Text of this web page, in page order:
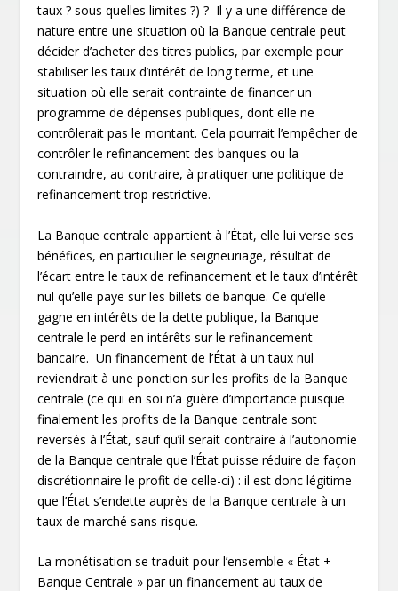
taux ? sous quelles limites ?) ? Il y a une différence de
nature entre une situation où la Banque centrale peut
décider d’acheter des titres publics, par exemple pour
stabiliser les taux d’intérêt de long terme, et une
situation où elle serait contrainte de financer un
programme de dépenses publiques, dont elle ne
contrôlerait pas le montant. Cela pourrait l’empêcher de
contrôler le refinancement des banques ou la
contraindre, au contraire, à pratiquer une politique de
refinancement trop restrictive.
La Banque centrale appartient à l’État, elle lui verse ses
bénéfices, en particulier le seigneuriage, résultat de
l’écart entre le taux de refinancement et le taux d’intérêt
nul qu’elle paye sur les billets de banque. Ce qu’elle
gagne en intérêts de la dette publique, la Banque
centrale le perd en intérêts sur le refinancement
bancaire. Un financement de l’État à un taux nul
reviendrait à une ponction sur les profits de la Banque
centrale (ce qui en soi n’a guère d’importance puisque
finalement les profits de la Banque centrale sont
reversés à l’État, sauf qu’il serait contraire à l’autonomie
de la Banque centrale que l’État puisse réduire de façon
discrétionnaire le profit de celle-ci) : il est donc légitime
que l’État s’endette auprès de la Banque centrale à un
taux de marché sans risque.
La monétisation se traduit pour l’ensemble « État +
Banque Centrale » par un financement au taux de